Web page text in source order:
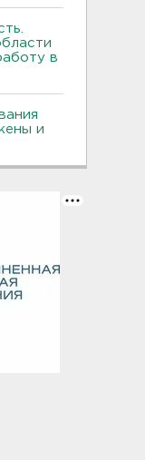
в
и